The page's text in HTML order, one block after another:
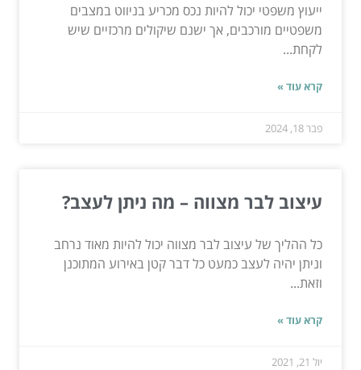
ייעוץ משפטי יכול להיות נכס מכריע בניווט במצבים
משפטיים מורכבים, אך ישנם שיקולים מרכזיים שיש
לקחת...
קרא עוד »
פבר 18, 2024
עיצוב לבר מצווה – מה ניתן לעצב?
כל ההליך של עיצוב לבר מצווה יכול להיות מאוד נרחב
וניתן יהיה לעצב כמעט כל דבר קטן באירוע המתוכנן
וזאת...
קרא עוד »
יול 21, 2021